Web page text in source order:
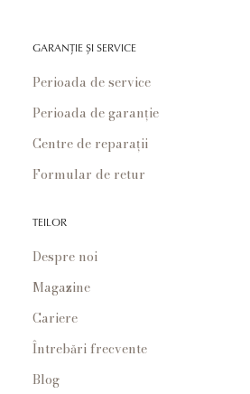
GARANȚIE ȘI SERVICE
Perioada de service
Perioada de garanție
Centre de reparații
Formular de retur
TEILOR
Despre noi
Magazine
Cariere
Întrebări frecvente
Blog